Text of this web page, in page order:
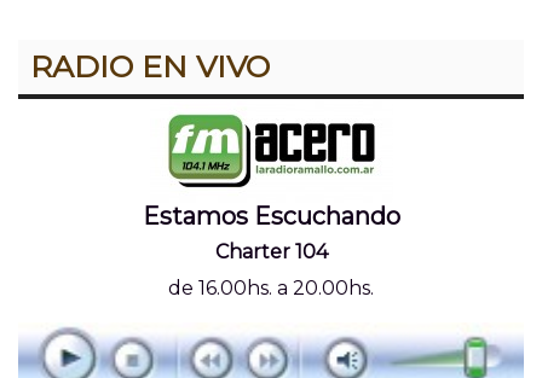
RADIO EN VIVO
Estamos Escuchando
Charter 104
de 16.00hs. a 20.00hs.